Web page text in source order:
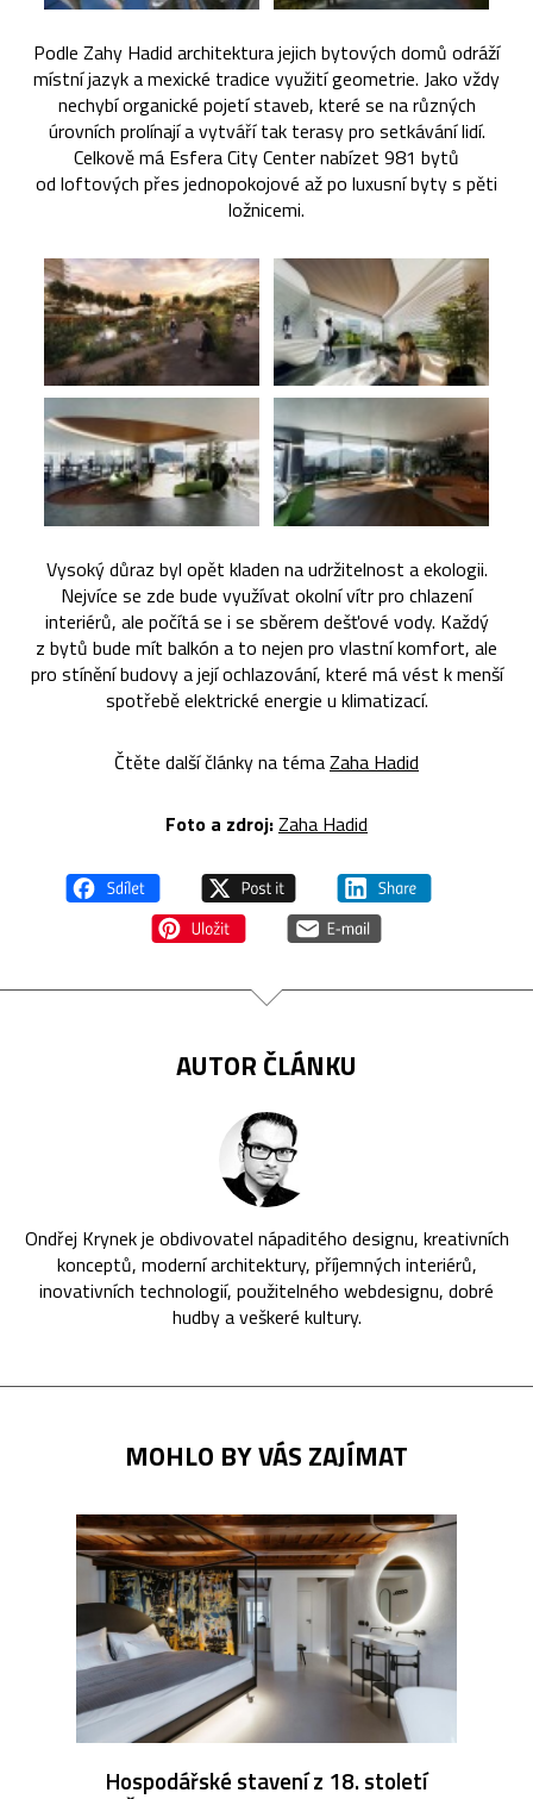
Podle Zahy Hadid architektura jejich bytových domů odráží
místní jazyk a mexické tradice využití geometrie. Jako vždy
nechybí organické pojetí staveb, které se na různých
úrovních prolínají a vytváří tak terasy pro setkávání lidí.
Celkově má Esfera City Center nabízet 981 bytů
od loftových přes jednopokojové až po luxusní byty s pěti
ložnicemi.
Vysoký důraz byl opět kladen na udržitelnost a ekologii.
Nejvíce se zde bude využívat okolní vítr pro chlazení
interiérů, ale počítá se i se sběrem dešťové vody. Každý
z bytů bude mít balkón a to nejen pro vlastní komfort, ale
pro stínění budovy a její ochlazování, které má vést k menší
spotřebě elektrické energie u klimatizací.
Čtěte další články na témaZaha Hadid
Foto a zdroj:Zaha Hadid
AUTOR ČLÁNKU
Ondřej Krynek je obdivovatel nápaditého designu, kreativních
konceptů, moderní architektury, příjemných interiérů,
inovativních technologií, použitelného webdesignu, dobré
hudby a veškeré kultury.
MOHLO BY VÁS ZAJÍMAT
Hospodářské stavení z 18. století